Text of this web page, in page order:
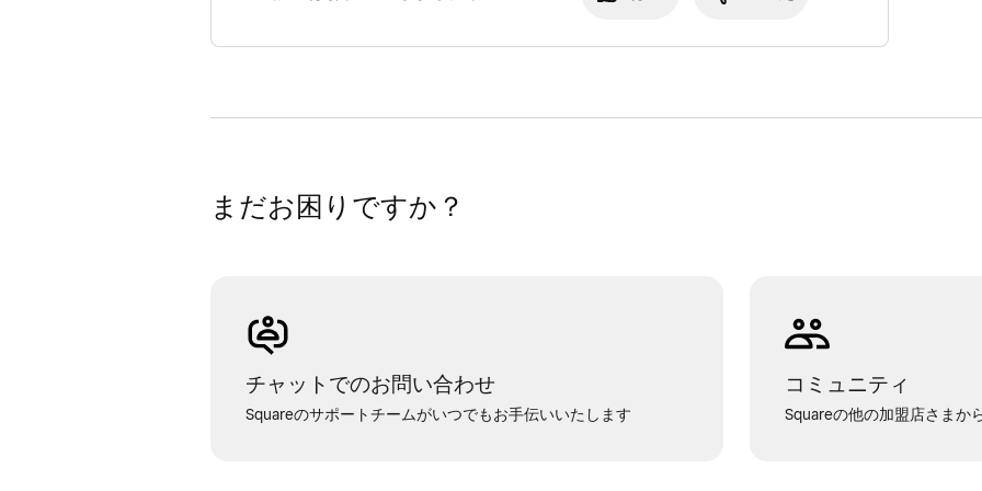
まだお困りですか？
チャットでのお問い合わせ
Squareのサポートチームがいつでもお手伝いいたします
コミュニティ
Squareの他の加盟店さまか